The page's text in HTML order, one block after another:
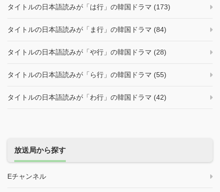
タイトルの日本語読みが「は行」の韓国ドラマ (173)
タイトルの日本語読みが「ま行」の韓国ドラマ (84)
タイトルの日本語読みが「や行」の韓国ドラマ (28)
タイトルの日本語読みが「ら行」の韓国ドラマ (55)
タイトルの日本語読みが「わ行」の韓国ドラマ (42)
放送局から探す
Eチャンネル